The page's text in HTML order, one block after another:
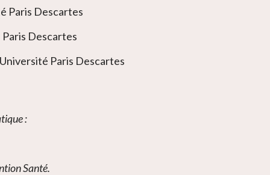
Paris Descartes
Descartes
Paris Descartes
:
Santé.